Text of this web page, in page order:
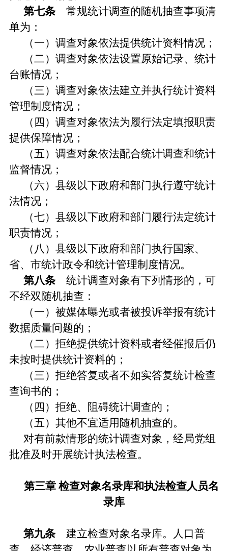
第七条
常规统计调查的随机抽查事项清
单为：
（一）调查对象依法提供统计资料情况；
（二）调查对象依法设置原始记录、统计
台账情况；
（三）调查对象依法建立并执行统计资料
管理制度情况；
（四）调查对象依法为履行法定填报职责
提供保障情况；
（五）调查对象依法配合统计调查和统计
监督情况；
（六）县级以下政府和部门执行遵守统计
法情况；
（七）县级以下政府和部门履行法定统计
职责情况；
（八）县级以下政府和部门执行国家、
省、市统计政令和统计管理制度情况。
第八条
统计调查对象有下列情形的，可
不经双随机抽查：
（一）被媒体曝光或者被投诉举报有统计
数据质量问题的；
（二）拒绝提供统计资料或者经催报后仍
未按时提供统计资料的；
（三）拒绝答复或者不如实答复统计检查
查询书的；
（四）拒绝、阻碍统计调查的；
（五）其他不宜适用随机抽查的。
对有前款情形的统计调查对象，经局党组
批准及时开展统计执法检查。
第三章 检查对象名录库和执法检查人员名
录库
第九条
建立检查对象名录库。人口普